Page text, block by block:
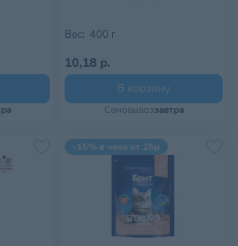
Вес: 400 г
10,18 р.
В корзину
Самовывоззавтра
-15% в чеке от 25р